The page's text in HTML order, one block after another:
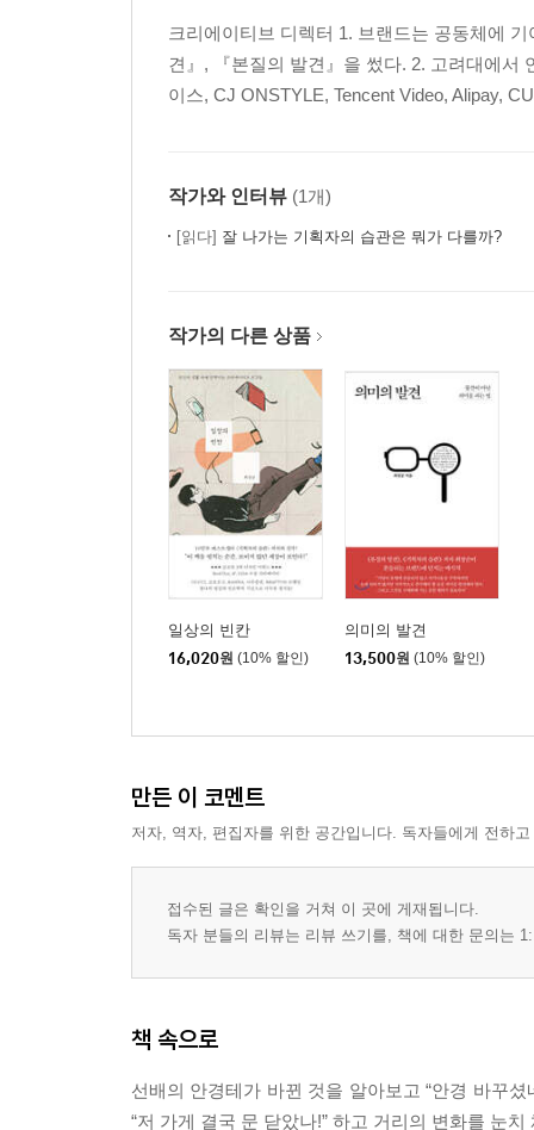
크리에이티브 디렉터 1. 브랜드는 공동체에
견』, 『본질의 발견』을 썼다. 2. 고려대에서
이스, CJ ONSTYLE, Tencent Video, Alipay,
작가와 인터뷰 (1개)
[읽다] 잘 나가는 기획자의 습관은 뭐가 다를까?
작가의 다른 상품
일상의 빈칸
16,020원 (10% 할인)
의미의 발견
13,500원 (10% 할인)
만든 이 코멘트
저자, 역자, 편집자를 위한 공간입니다. 독자들에게 전하
접수된 글은 확인을 거쳐 이 곳에 게재됩니다.
독자 분들의 리뷰는 리뷰 쓰기를, 책에 대한 문의는
책 속으로
선배의 안경테가 바뀐 것을 알아보고 “안경 바꾸
“저 가게 결국 문 닫았나!” 하고 거리의 변화를 눈